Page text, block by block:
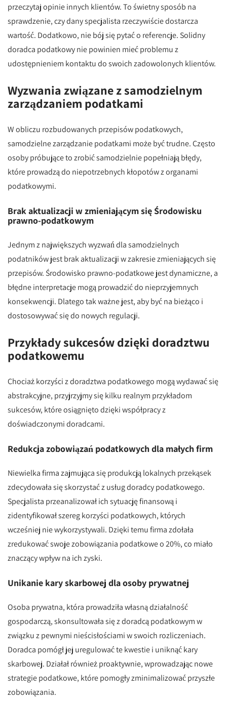
przeczytaj opinie innych klientów. To świetny sposób na
sprawdzenie, czy dany specjalista rzeczywiście dostarcza
wartość. Dodatkowo, nie bój się pytać o referencje. Solidny
doradca podatkowy nie powinien mieć problemu z
udostępnieniem kontaktu do swoich zadowolonych klientów.
Wyzwania związane z samodzielnym
zarządzaniem podatkami
W obliczu rozbudowanych przepisów podatkowych,
samodzielne zarządzanie podatkami może być trudne. Często
osoby próbujące to zrobić samodzielnie popełniają błędy,
które prowadzą do niepotrzebnych kłopotów z organami
podatkowymi.
Brak aktualizacji w zmieniającym się Środowisku
prawno-podatkowym
Jednym z największych wyzwań dla samodzielnych
podatników jest brak aktualizacji w zakresie zmieniających się
przepisów. Środowisko prawno-podatkowe jest dynamiczne, a
błędne interpretacje mogą prowadzić do nieprzyjemnych
konsekwencji. Dlatego tak ważne jest, aby być na bieżąco i
dostosowywać się do nowych regulacji.
Przykłady sukcesów dzięki doradztwu
podatkowemu
Chociaż korzyści z doradztwa podatkowego mogą wydawać się
abstrakcyjne, przyjrzyjmy się kilku realnym przykładom
sukcesów, które osiągnięto dzięki współpracy z
doświadczonymi doradcami.
Redukcja zobowiązań podatkowych dla małych firm
Niewielka firma zajmująca się produkcją lokalnych przekąsek
zdecydowała się skorzystać z usług doradcy podatkowego.
Specjalista przeanalizował ich sytuację finansową i
zidentyfikował szereg korzyści podatkowych, których
wcześniej nie wykorzystywali. Dzięki temu firma zdołała
zredukować swoje zobowiązania podatkowe o 20%, co miało
znaczący wpływ na ich zyski.
Unikanie kary skarbowej dla osoby prywatnej
Osoba prywatna, która prowadziła własną działalność
gospodarczą, skonsultowała się z doradcą podatkowym w
związku z pewnymi nieścisłościami w swoich rozliczeniach.
Doradca pomógł jej uregulować te kwestie i uniknąć kary
skarbowej. Działał również proaktywnie, wprowadzając nowe
strategie podatkowe, które pomogły zminimalizować przyszłe
zobowiązania.